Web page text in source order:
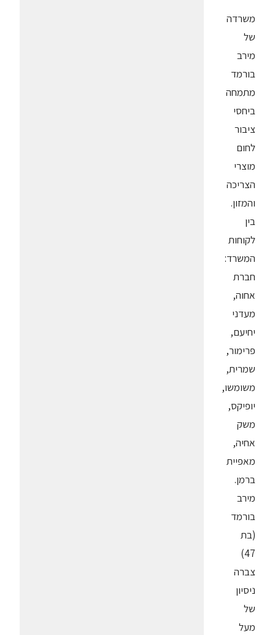
משרדה
של
מירב
בורמד
מתמחה
ביחסי
ציבור
לחום
מוצרי
הצריכה
והמזון.
בין
לקוחות
המשרד:
חברת
אחוה,
מעדני
יחיעם,
פרימור,
שמרית,
משומשו,
יופיקס,
משק
אחיה,
מאפיית
ברמן.
מירב
בורמד
(בת
47)
צברה
ניסיון
של
מעל